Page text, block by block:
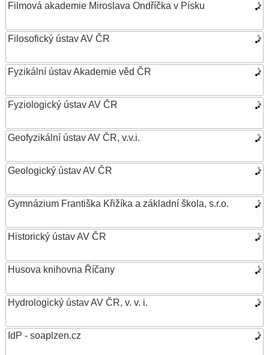
Filmová akademie Miroslava Ondříčka v Písku
Filosofický ústav AV ČR
Fyzikální ústav Akademie věd ČR
Fyziologický ústav AV ČR
Geofyzikální ústav AV ČR, v.v.i.
Geologický ústav AV ČR
Gymnázium Františka Křižíka a základní škola, s.r.o.
Historický ústav AV ČR
Husova knihovna Říčany
Hydrologický ústav AV ČR, v. v. i.
IdP - soaplzen.cz